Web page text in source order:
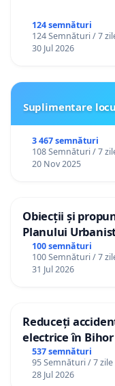
124 semnături
124 Semnături / 7
30 Jul 2026
Suplimentare
3 467 semnături
108 Semnături / 7
20 Nov 2025
Obiecții și
Planului
100 semnături
100 Semnături / 7
31 Jul 2026
Reduceți
electrice în Bihor
537 semnături
95 Semnături / 7 zile
28 Jul 2026